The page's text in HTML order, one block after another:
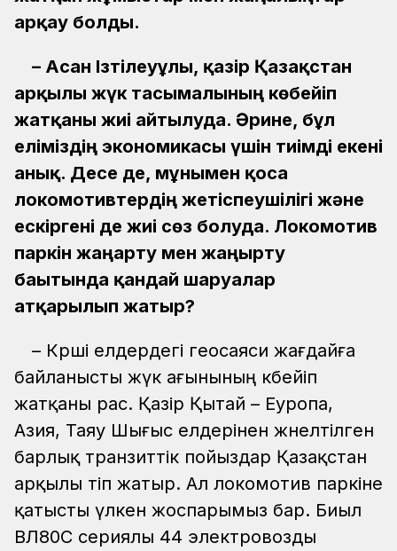
арқау болды.
– Асан Ізтілеуұлы, қазір Қазақстан
арқылы жүк тасымалының көбейіп
жатқаны жиі айтылуда. Әрине, бұл
еліміздің экономикасы үшін тиімді екені
анық. Десе де, мұнымен қоса
локомотивтердің жетіспеушілігі және
ескіргені де жиі сөз болуда. Локомотив
паркін жаңарту мен жаңғырту
бағытында қандай шаруалар
атқарылып жатыр?
– Көрші елдердегі геосаяси жағдайға
байланысты жүк ағынының көбейіп
жатқаны рас. Қазір Қытай – Еуропа,
Азия, Таяу Шығыс елдерінен жөнелтілген
барлық транзиттік пойыздар Қазақстан
арқылы өтіп жатыр. Ал локомотив паркіне
қатысты үлкен жоспарымыз бар. Биыл
ВЛ80С сериялы 44 электровозды